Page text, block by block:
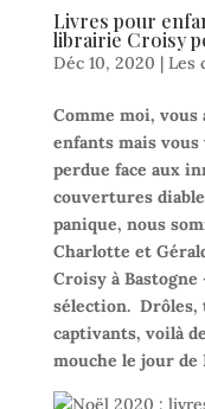
Livres pour
librairie Croisy
Déc 10, 2020 | Les
Comme moi,
enfants mais
perdue face aux
couvertures
panique, nous
Charlotte et
Croisy à
sélection. Drôles,
captivants, voilà
mouche le jour de